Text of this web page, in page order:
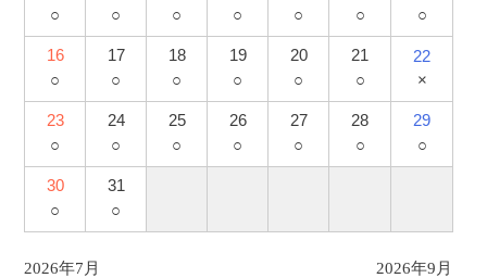
○ ○ ○ ○ ○ ○ ○
16
○
17
○
18
○
19
○
20
○
21
○
22
×
23
○
24
○
25
○
26
○
27
○
28
○
29
○
30
○
31
○
2026年7月 2026年9月